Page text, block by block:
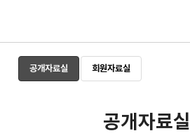
공개자료실 회원자료실
공개자료실